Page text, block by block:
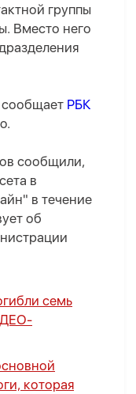
группы
Вместо него
РБК
сообщили,
в
в течение
об
семь
-
которая